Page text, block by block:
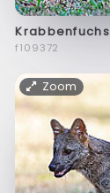
Krabbenfuchs
f109372
Zoom